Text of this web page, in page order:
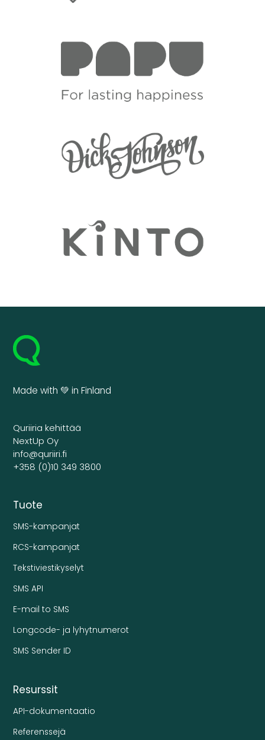
Made with 💚 in Finland
Quriiria kehittää
NextUp Oy
info@quriiri.fi
+358 (0)10 349 3800
Tuote
SMS-kampanjat
RCS-kampanjat
Tekstiviestikyselyt
SMS API
E-mail to SMS
Longcode- ja lyhytnumerot
SMS Sender ID
Resurssit
API-dokumentaatio
Referenssejä